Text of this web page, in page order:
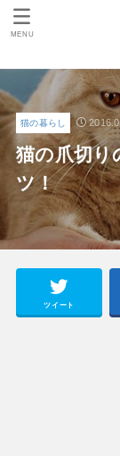
MENU
猫の暮らし
猫の爪切り
ツ！
ツイート